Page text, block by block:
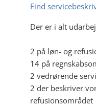
Find
Der er i alt
2 på løn- og
14 på
2 vedrørende
2 der beskriver
refusionsområdet